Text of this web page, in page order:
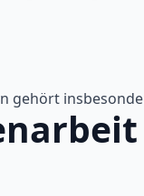
gehört